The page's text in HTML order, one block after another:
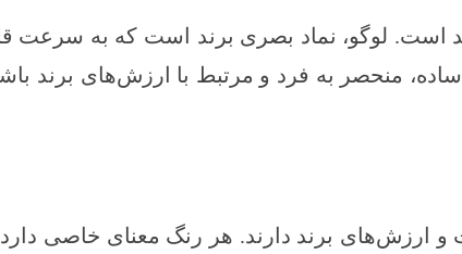
است. لوگو، نماد بصری برند است که به سرعت
منحصر به فرد و مرتبط با ارزش‌های برند
ارزش‌های برند دارند. هر رنگ معنای خاصی